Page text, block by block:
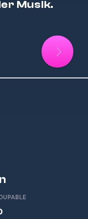
Musik.